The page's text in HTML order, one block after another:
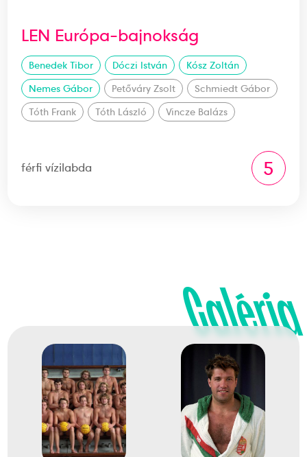
LEN Európa-bajnokság
Benedek Tibor Dóczi István
Kósz Zoltán
Nemes Gábor
Petőváry Zsolt
Schmiedt Gábor
Tóth Frank
Tóth László Vincze Balázs
férfi vízilabda 5
Galéria